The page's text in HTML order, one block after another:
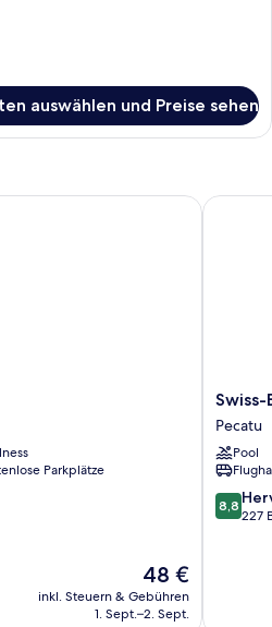
auswählen und Preise sehen
Parkplätze
Der
Preis
beträgt
48 €
inkl. Steuern & Gebühren
1. Sept.–2. Sept.
Swiss-
Pecatu
Pecatu
Pecatu
Pool
8.8
von
8,8
227
Swiss-